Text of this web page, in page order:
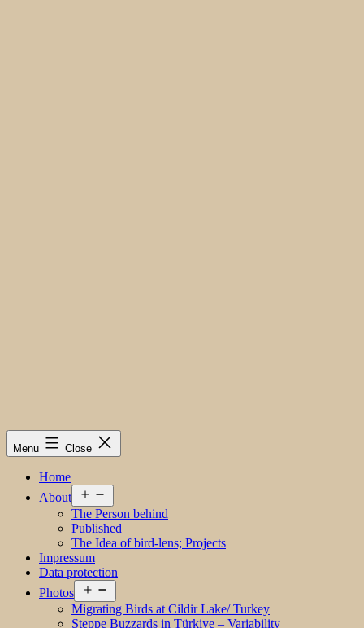
Menu Close
Home
About
menu
The Person behind
Published
The Idea of bird-lens; Projects
Impressum
Data protection
Photos
menu
Migrating Birds at Cildir Lake/ Turkey
Steppe Buzzards in Türkiye – Variability